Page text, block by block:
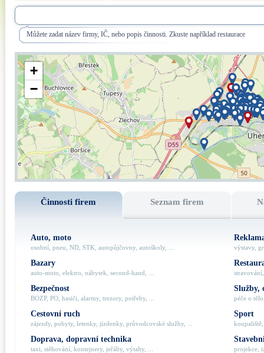
Můžete zadat název firmy, IČ, nebo popis činnosti. Zkuste například restaurace
+
−
Činnosti firem Seznam firem
Auto, moto
osobní, pneu, ND, STK, autopůjčovny, autoškoly, ...
Bazary
auto-moto, elektro, nábytek, second-hand, ...
Bezpečnost
BOZP, PO, hasiči, alarmy, trezory, potřeby, ...
Cestovní ruch
zájezdy, pobyty, letenky, jízdenky, průvodcovské služby, ...
Doprava, dopravní technika
taxi, stěhování, kontejnery, jeřáby, výtahy, ...
výstavy,
Služby,
péče o
Sport
projekce,